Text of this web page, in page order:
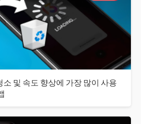
소 및 속도 향상에 가장 많이 사용